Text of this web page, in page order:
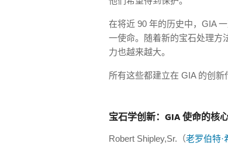
在将近 90 年的历史中，GIA
一使命。随着新的宝石处理方
力也越来越大。
所有这些都建立在 GIA 的创新
宝石学创新：GIA 使命的核
Robert Shipley,Sr.（老罗伯特·